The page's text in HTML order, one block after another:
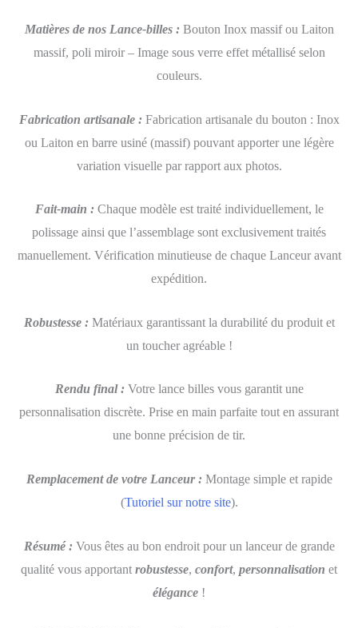
Matières de nos Lance-billes : Bouton Inox massif ou Laiton
massif, poli miroir – Image sous verre effet métallisé selon
couleurs.
Fabrication artisanale : Fabrication artisanale du bouton : Inox
ou Laiton en barre usiné (massif) pouvant apporter une légère
variation visuelle par rapport aux photos.
Fait-main : Chaque modèle est traité individuellement, le
polissage ainsi que l’assemblage sont exclusivement traités
manuellement. Vérification minutieuse de chaque Lanceur avant
expédition.
Robustesse : Matériaux garantissant la durabilité du produit et
un toucher agréable !
Rendu final : Votre lance billes vous garantit une
personnalisation discrète. Prise en main parfaite tout en assurant
une bonne précision de tir.
Remplacement de votre Lanceur : Montage simple et rapide
(Tutoriel sur notre site).
Résumé : Vous êtes au bon endroit pour un lanceur de grande
qualité vous apportant robustesse, confort, personnalisation et
élégance !